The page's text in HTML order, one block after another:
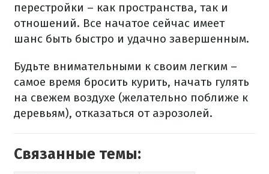
перестройки – как пространства, так и
отношений. Все начатое сейчас имеет
шанс быть быстро и удачно завершенным.
Будьте внимательными к своим легким –
самое время бросить курить, начать гулять
на свежем воздухе (желательно поближе к
деревьям), отказаться от аэрозолей.
Связанные темы: